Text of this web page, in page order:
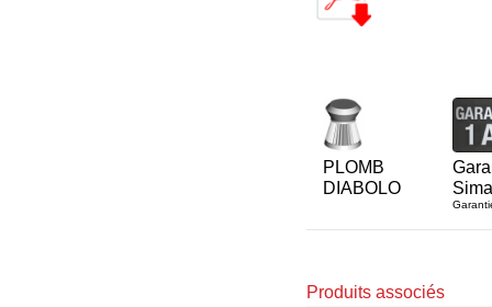
PLOMB
DIABOLO
Produits associés